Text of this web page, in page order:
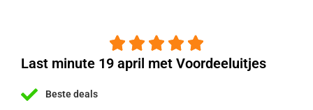
    
Last minute 19 april met Voordeeluitjes
Beste deals